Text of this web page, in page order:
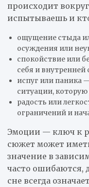
происходит
испытываешь и
ощущение стыда
осуждения или
спокойствие или
себя и внутренней
испуг или паника
ситуации,
радость или
ограничений и
Эмоции — ключ к
сюжет может
значение в
часто ошибаются,
сне всегда